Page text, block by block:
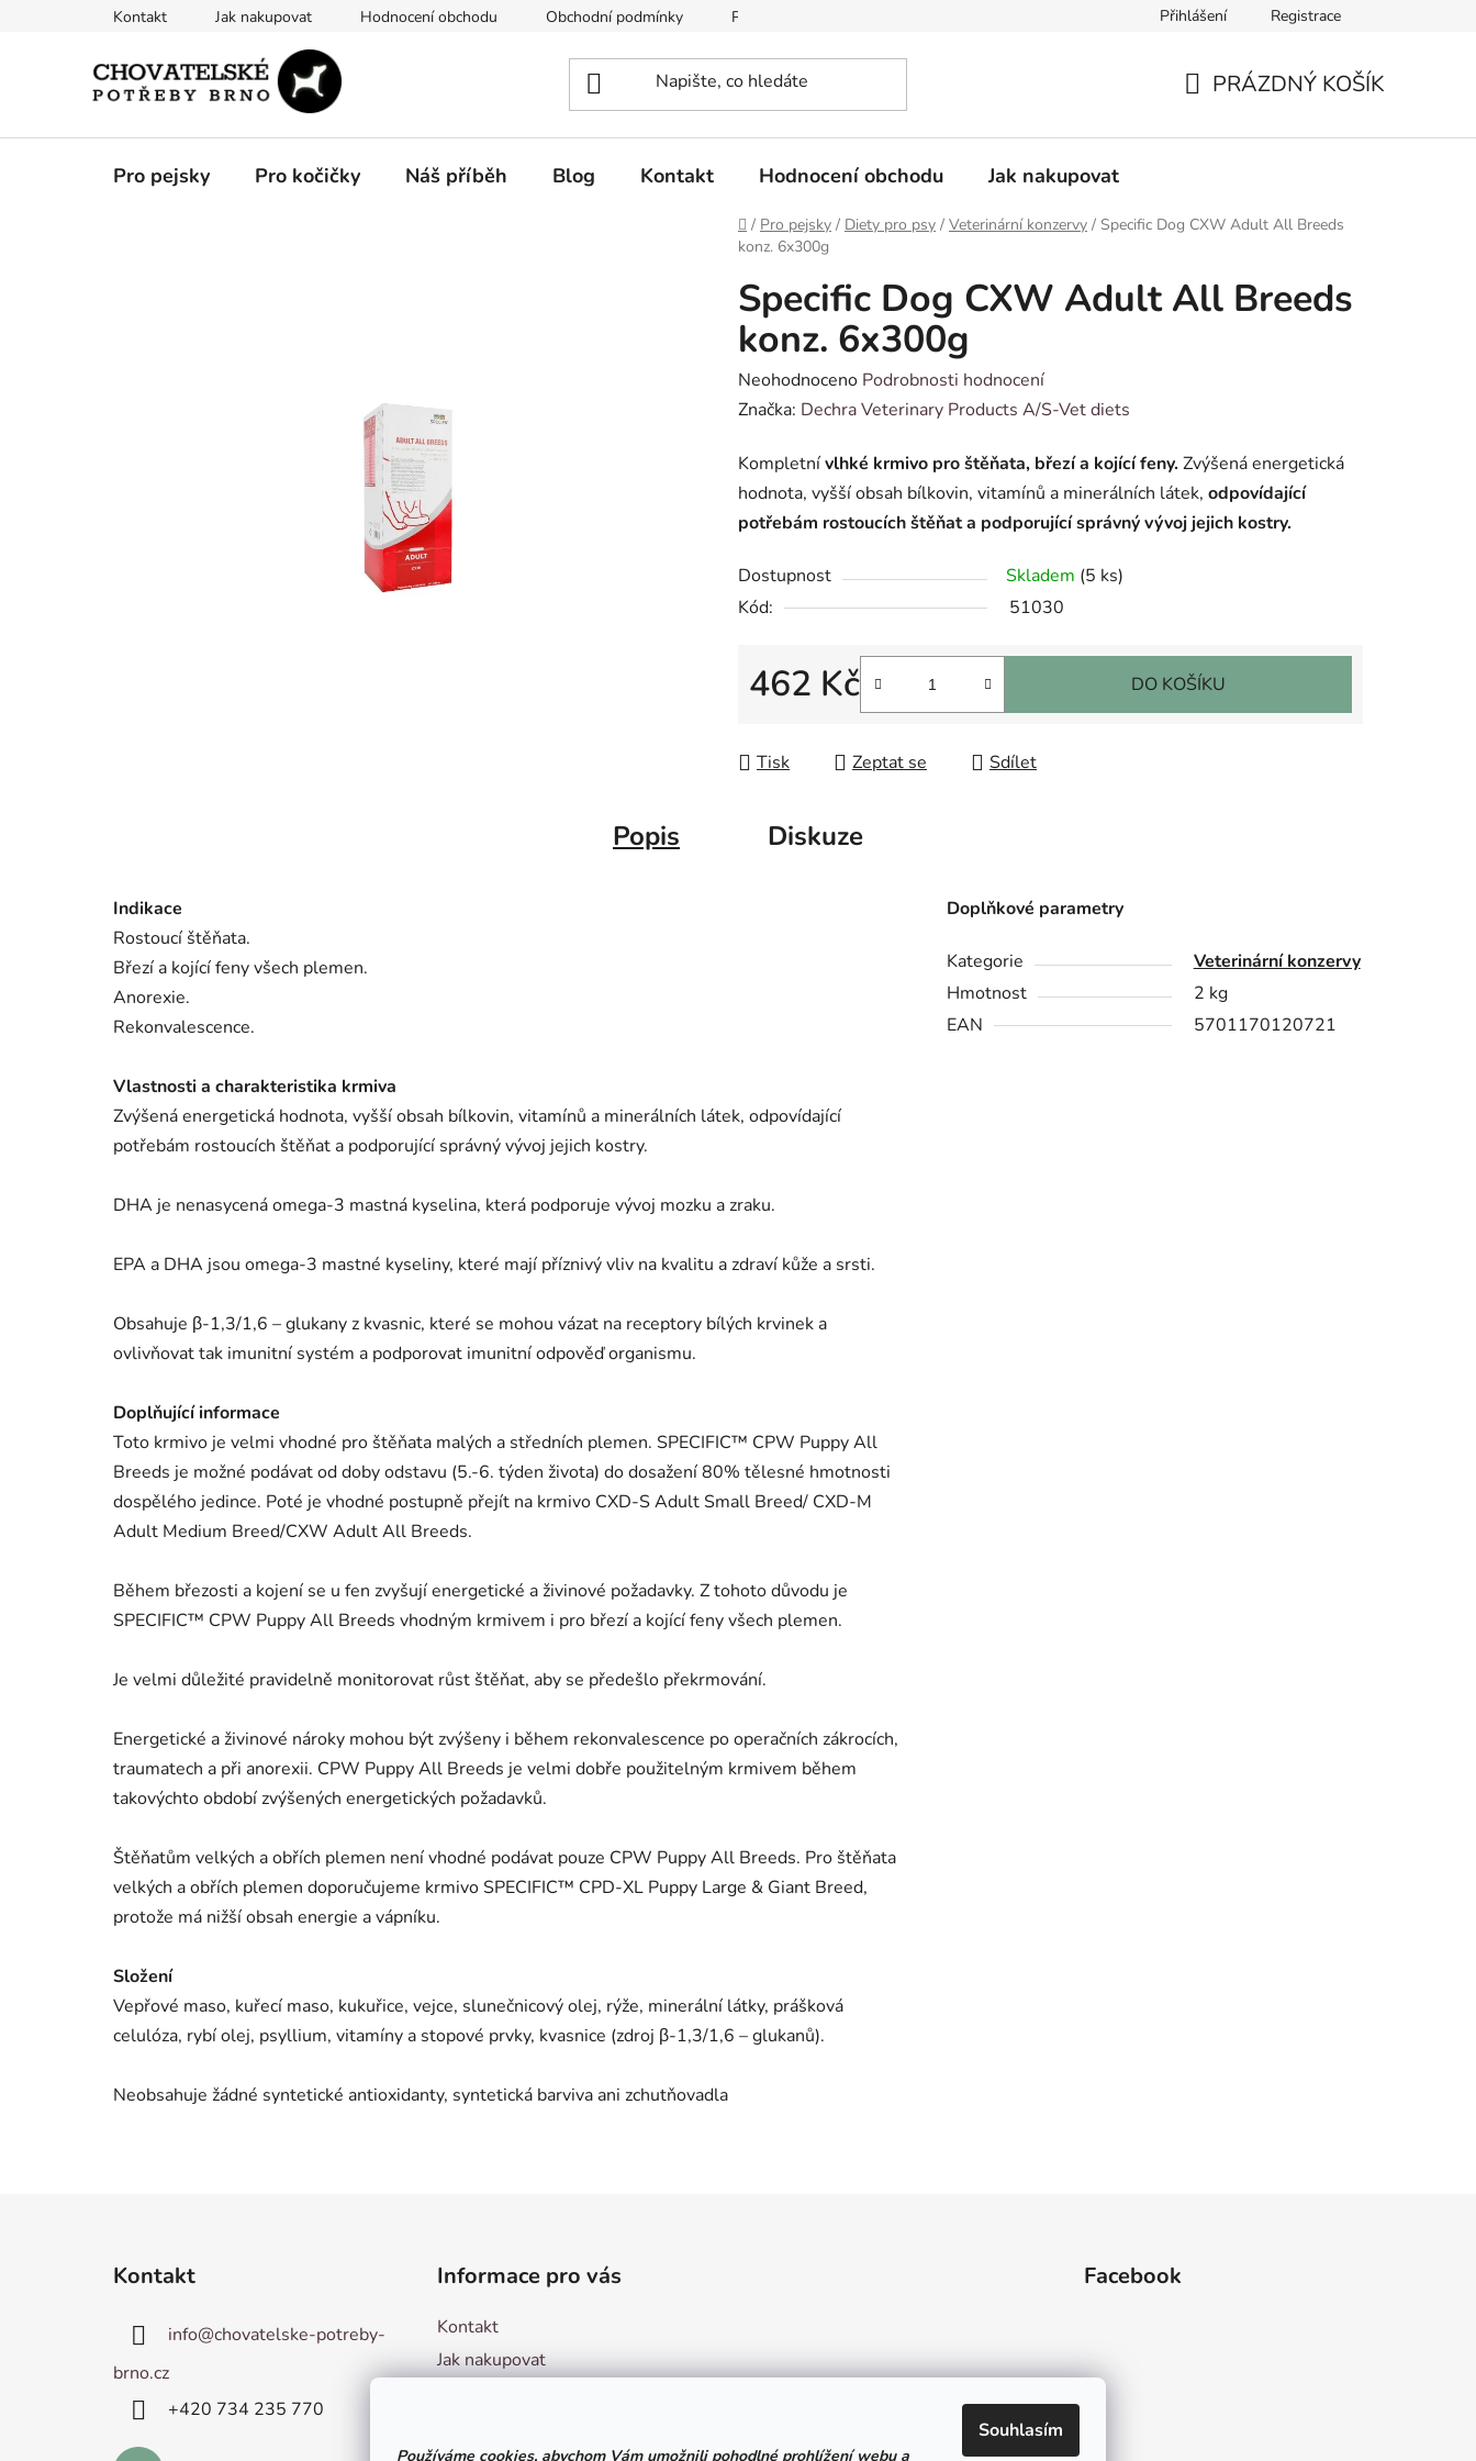
Používáme cookies, abychom Vám umožnili pohodlné prohlížení webu a
Souhlasím
Kontakt Jak nakupovat Hodnocení obchodu Obchodní podmínky Podmínky ochrany osobních údajů Vzorový formulář pro odstoupení od smlouvy
Přihlášení Registrace
PRÁZDNÝ KOŠÍK
Pro pejsky Pro kočičky Náš příběh Blog Kontakt Hodnocení obchodu Jak nakupovat
Domů
/ Pro pejsky / Diety pro psy / Veterinární konzervy / Specific Dog CXW Adult All Breeds
konz. 6x300g
Specific Dog CXW Adult All Breeds
konz. 6x300g
Průměrné
hodnocení
je
0,0
z
hvězdiček.
Neohodnoceno Podrobnosti hodnocení
Značka: Dechra Veterinary Products A/S-Vet diets
Kompletnívlhké krmivo pro štěňata, březí a kojící feny. Zvýšená energetická
hodnota, vyšší obsah bílkovin, vitamínů a minerálních látek, odpovídající
potřebám rostoucích štěňat a podporující správný vývoj jejich kostry.
Dostupnost Skladem (5 ks)
Kód:
51030
462 Kč DO KOŠÍKU
Tisk Zeptat se Sdílet
Popis Diskuze
Indikace
Rostoucí štěňata.
Březí a kojící feny všech plemen.
Anorexie.
Rekonvalescence.
Vlastnosti a charakteristika krmiva
Zvýšená energetická hodnota, vyšší obsah bílkovin, vitamínů a minerálních látek, odpovídající
potřebám rostoucích štěňat a podporující správný vývoj jejich kostry.
DHA je nenasycená omega-3 mastná kyselina, která podporuje vývoj mozku a zraku.
EPA a DHA jsou omega-3 mastné kyseliny, které mají příznivý vliv na kvalitu a zdraví kůže a srsti.
Obsahuje β-1,3/1,6 – glukany z kvasnic, které se mohou vázat na receptory bílých krvinek a
ovlivňovat tak imunitní systém a podporovat imunitní odpověď organismu.
Doplňující informace
Toto krmivo je velmi vhodné pro štěňata malých a středních ple­men. SPECIFIC™ CPW Puppy All
Breeds je možné podávat od doby odstavu (5.-6. týden života) do dosažení 80% tělesné hmotnosti
dospělého jedince. Poté je vhodné postupně přejít na krmivo CXD-S Adult Small Breed/ CXD-M
Adult Medium Breed/CXW Adult All Breeds.
Během březosti a kojení se u fen zvyšují energetické a živino­vé požadavky. Z tohoto důvodu je
SPECIFIC™ CPW Puppy All Breeds vhodným krmivem i pro březí a kojící feny všech plemen.
Je velmi důležité pravidelně monitorovat růst štěňat, aby se předešlo překrmování.
Energetické a živinové nároky mohou být zvýšeny i během rekonvalescence po operačních zákrocích,
traumatech a při anorexii. CPW Puppy All Breeds je velmi dobře použitelným krmivem během
takovýchto období zvýšených energetických požadavků.
Štěňatům velkých a obřích plemen není vhodné podávat pouze CPW Puppy All Breeds. Pro štěňata
velkých a obřích plemen doporučujeme krmivo SPECIFIC™ CPD-XL Puppy Large & Giant Breed,
protože má nižší obsah energie a vápníku.
Složení
Vepřové maso, kuřecí maso, kukuřice, vejce, slunečnicový olej, rýže, minerální látky, prášková
celulóza, rybí olej, psyllium, vitamíny a stopové prvky, kvasnice (zdroj β-1,3/1,6 – glukanů).
Neobsahuje žádné syntetické antioxidanty, syntetická barviva ani zchutňovadla
Doplňkové parametry
Kategorie
Veterinární konzervy
Hmotnost
2 kg
EAN
5701170120721
Kontakt
info@chovatelske-potreby-
brno.cz
+420 ­734 235 770
Informace pro vás
Kontakt
Jak nakupovat
Facebook